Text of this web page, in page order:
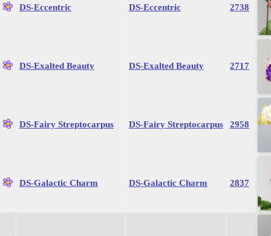
DS-Eccentric DS-Eccentric 2738
DS-Exalted Beauty DS-Exalted Beauty 2717
DS-Fairy Streptocarpus DS-Fairy Streptocarpus 2958
DS-Galactic Charm DS-Galactic Charm 2837